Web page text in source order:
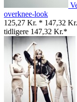
overknee-look
125,27 Kr. * 147,32
tidligere 147,32 Kr.*